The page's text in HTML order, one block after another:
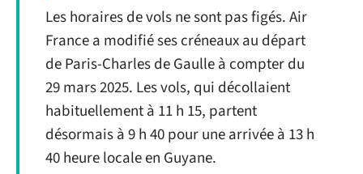
Les horaires de vols ne sont pas figés. Air
France a modifié ses créneaux au départ
de Paris-Charles de Gaulle à compter du
29 mars 2025. Les vols, qui décollaient
habituellement à 11 h 15, partent
désormais à 9 h 40 pour une arrivée à 13 h
40 heure locale en Guyane.